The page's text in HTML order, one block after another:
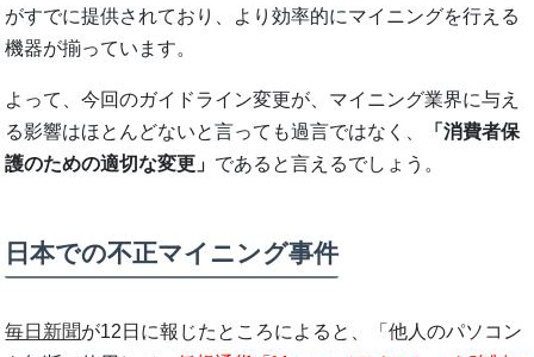
がすでに提供されており、より効率的にマイニングを行える
機器が揃っています。
よって、今回のガイドライン変更が、マイニング業界に与え
る影響はほとんどないと言っても過言ではなく、
「消費者保
護のための適切な変更」 であると言えるでしょう。
日本での不正マイニング事件
毎日新聞が12日に報じたところによると、「他人のパソコン